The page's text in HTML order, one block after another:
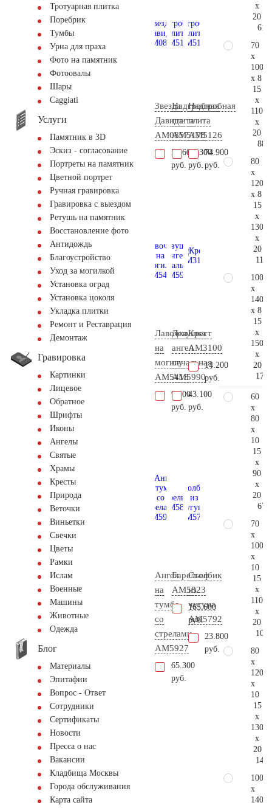
Тротуарная плитка
Поребрик
Тумбы
Урна для праха
Фото на памятник
Фотоовалы
Шары
Сaggiati
Услуги
Памятник в 3D
Эскиз - согласование
Портреты на памятник
Цветной портрет
Ручная гравировка
Гравировка с выездом
Ретушь на памятник
Восстановление фото
Антидождь
Благоустройство
Уход за могилкой
Установка оград
Установка цоколя
Укладка плитки
Ремонт и Реставрация
Демонтаж
Гравировка
Картинки
Лицевое
Обратное
Шрифты
Иконы
Ангелы
Святые
Храмы
Кресты
Природа
Веточки
Виньетки
Свечки
Цветы
Рамки
Ислам
Военные
Машины
Животные
Одежда
Блог
Материалы
Эпитафии
Вопрос - Ответ
Сотрудники
Сертификаты
Новости
Пресса о нас
Вакансии
Кладбища Москвы
Города обслуживания
Карта сайта
Звезда
Давида
AM0857
27.600
руб.
Надгробная
плита
AM5178
49.300
руб.
Надгробная
плита
AM5126
74.900
руб.
Лавочка
на
могилу
AM5418
9.100
руб.
Девушка
ангел
печальная
AM5990
43.100
руб.
Крест
AM3100
14.200
руб.
Ангел
на
тумбе
со
стрелами
AM5927
65.300
руб.
Барельеф
AM5823
165.600
руб.
Столбик
из
чугуна
AM5792
23.800
руб.
x
20
70
x
100
x 8
15
x
110
x
20
80
x
120
x 8
15
x
130
x
20
100
x
140
x 8
15
x
150
x
20
60
x
80
x
10
15
x
90
x
20
70
x
100
x
10
15
x
110
x
20
80
x
120
x
10
15
x
130
x
20
100
x
140